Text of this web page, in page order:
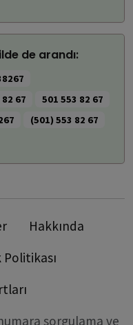
de arandı:
67
501 553 82 67
(501) 553 82 67
Hakkında
Politikası
sorgulama ve